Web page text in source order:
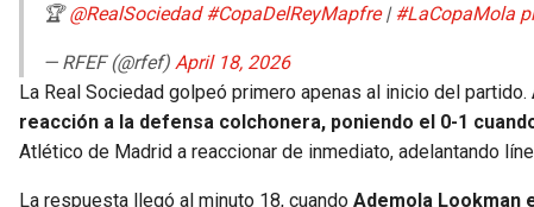
🏆@RealSociedad #CopaDelReyMapfre|#LaCopaMola
— RFEF (@rfef) April 18, 2026
La Real Sociedad golpeó primero apenas al inicio del partido.
reacción a la defensa colchonera, poniendo el 0-1
Atlético de Madrid a reaccionar de inmediato, adelantando
La respuesta llegó al minuto 18, cuando Ademola Lookman